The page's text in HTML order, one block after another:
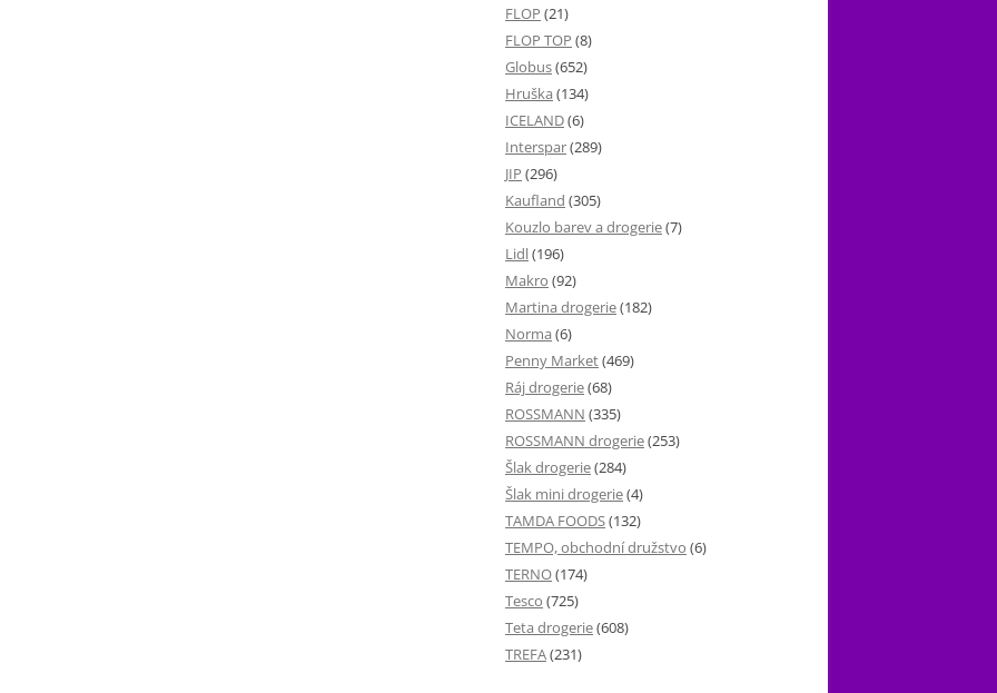
FLOP (21)
FLOP TOP (8)
Globus(652)
Hruška (134)
ICELAND(6)
Interspar(289)
JIP (296)
Kaufland (305)
Kouzlo barev a drogerie(7)
Lidl(196)
Makro (92)
Martina drogerie(182)
Norma (6)
Penny Market(469)
Ráj drogerie(68)
ROSSMANN (335)
ROSSMANN drogerie(253)
Šlak drogerie(284)
Šlak mini drogerie(4)
TAMDA FOODS(132)
TEMPO, obchodní družstvo (6)
TERNO(174)
Tesco (725)
Teta drogerie(608)
TREFA(231)